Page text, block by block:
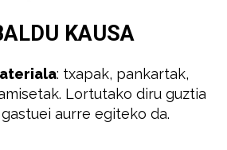
KAUSA
: txapak, pankartak,
Lortutako diru guztia
aurre egiteko da.